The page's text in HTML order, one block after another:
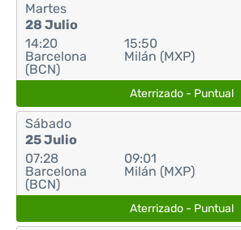
Martes
28 Julio
14:20
Barcelona
(BCN)
15:50
Milán (MXP)
Aterrizado - Puntual
Sábado
25 Julio
07:28
Barcelona
(BCN)
09:01
Milán (MXP)
Aterrizado - Puntual